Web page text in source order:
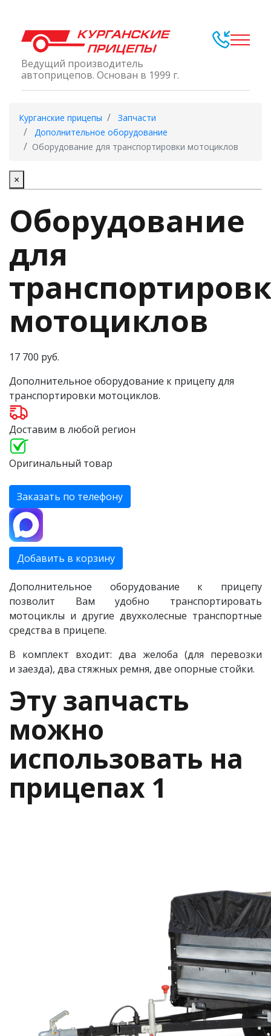
Ведущий производитель
автоприцепов. Основан в 1999 г.
Курганские прицепы
Запчасти
Дополнительное оборудование
Оборудование для транспортировки мотоциклов
×
Оборудование
для
мотоциклов
17 700 руб.
Дополнительное оборудование к прицепу для
транспортировки мотоциклов.
Доставим в любой регион
Оригинальный товар
Заказать по телефону
Добавить в корзину
Дополнительное оборудование к прицепу
позволит Вам удобно транспортировать
мотоциклы и другие двухколесные транспортные
средства в прицепе.
В комплект входит: два желоба (для перевозки
и заезда), два стяжных ремня, две опорные стойки.
Эту запчасть
можно
использовать на
прицепах 1